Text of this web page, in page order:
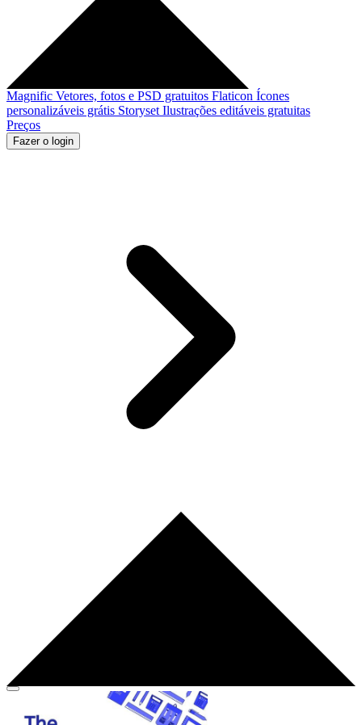
Magnific Vetores, fotos e PSD gratuitos Flaticon Ícones
personalizáveis grátis Storyset Ilustrações editáveis gratuitas
Preços
Fazer o login